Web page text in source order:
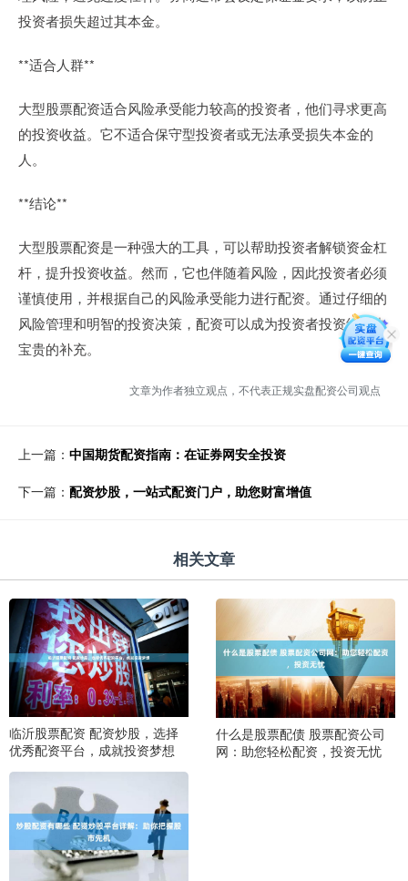
投资者损失超过其本金。
**适合人群**
大型股票配资适合风险承受能力较高的投资者，他们寻求更高
的投资收益。它不适合保守型投资者或无法承受损失本金的
人。
**结论**
大型股票配资是一种强大的工具，可以帮助投资者解锁资金杠
杆，提升投资收益。然而，它也伴随着风险，因此投资者必须
谨慎使用，并根据自己的风险承受能力进行配资。通过仔细的
风险管理和明智的投资决策，配资可以成为投资者投资组合中
宝贵的补充。
文章为作者独立观点，不代表正规实盘配资公司观点
上一篇： 中国期货配资指南：在证券网安全投资
下一篇： 配资炒股，一站式配资门户，助您财富增值
相关文章
临沂股票配资 配资炒股，选择
优秀配资平台，成就投资梦想
什么是股票配债 股票配资公司
网：助您轻松配资，投资无忧